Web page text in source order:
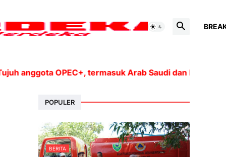
OPEC+, termasuk Arab Saudi dan Rusia, akan
POPULER
BERITA